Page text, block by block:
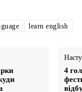
learn english
4